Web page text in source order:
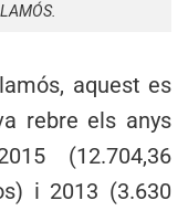
aquest es
rebre els anys
(12.704,36
i 2013 (3.630